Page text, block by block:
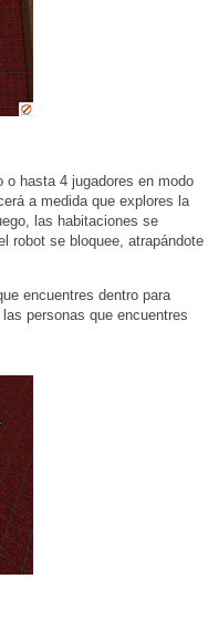
o hasta 4 jugadores en modo
a medida que explores la
las habitaciones se
robot se bloquee, atrapándote
encuentres dentro para
personas que encuentres